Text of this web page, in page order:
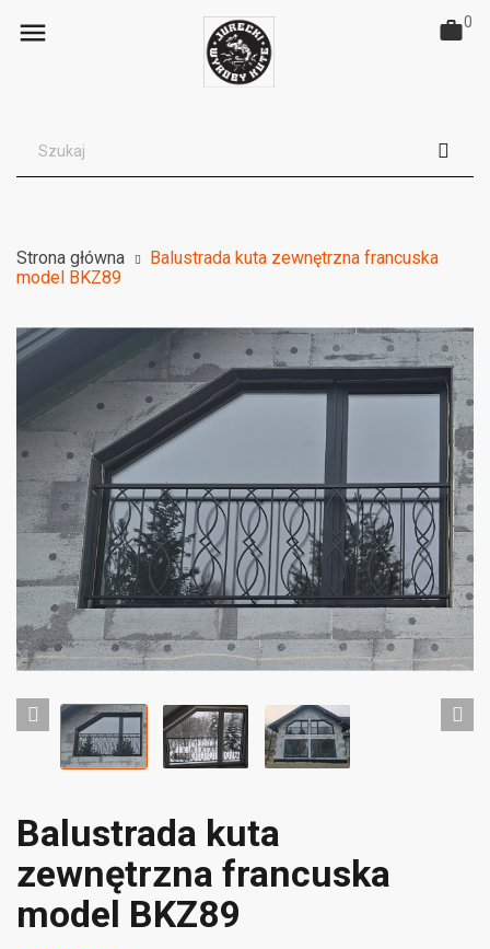
 0
Strona główna
Balustrada kuta zewnętrzna francuska
model BKZ89
Balustrada kuta
zewnętrzna francuska
model BKZ89